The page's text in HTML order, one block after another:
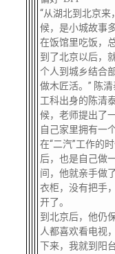
“从湖北到北京
候，是小城故事
在饭馆里吃饭，
到了北京以后，
个人到城乡结合
做木匠活。” 陈清
工科出身的陈清
候，老师提出了
自己家里拥有一
在“二汽”工作的
后，也是自己做
间，他就亲手做
衣柜，没有把手
开了。
到北京后，他仍
人都喜欢看电视
下来，我就到阳